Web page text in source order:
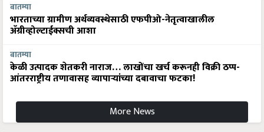
बातम्या
भारताच्या ग्रामीण अर्थव्यवस्थेसाठी एफपीओ-नेतृत्वाखालील
अ‍ॅग्रीव्होल्टाईक्सची आशा
बातम्या
केळी उत्पादक शेतकरी नाराज… लाखोंचा खर्च करूनही विक्री ठप्प-
आंतरराष्ट्रीय तणावासह व्यापाऱ्यांच्या दबावाचा फटका!
More News